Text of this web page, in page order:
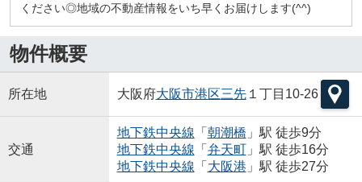
ください◎地域の不動産情報をいち早くお届けします(^^)
物件概要
所在地 大阪府大阪市港区三先１丁目10-26
交通
地下鉄中央線 「 朝潮橋 」駅 徒歩9分
地下鉄中央線 「 弁天町」駅 徒歩16分
地下鉄中央線 「 大阪港 」駅 徒歩27分